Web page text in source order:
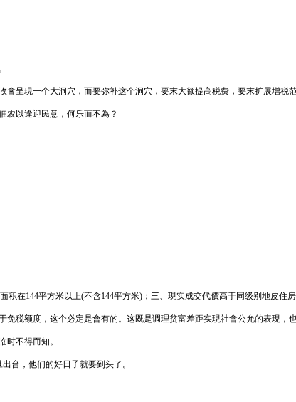
呈現一个大洞穴，而要弥补这个洞穴，要末大额提高税费，要末扩展增税
农以逢迎民意，何乐而不為？
在144平方米以上(不含144平方米)；三、現实成交代價高于同级别地皮住房
税额度，这个必定是會有的。这既是调理贫富差距实現社會公允的表現，
时不得而知。
台，他们的好日子就要到头了。